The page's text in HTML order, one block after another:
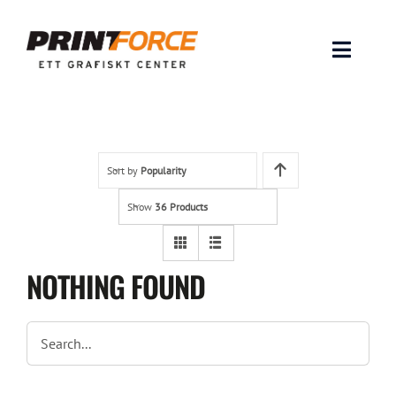
content
Toggle
INSPIRATION
Om oss
Sort by Popularity
Show 36 Products
NOTHING FOUND